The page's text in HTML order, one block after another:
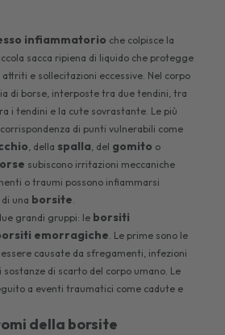
infiammatorio che colpisce la
sacca ripiena di liquido che protegge
e sollecitazioni eccessive. Nel corpo
di borse, interposte tra due tendini, tra
i tendini e la cute sovrastante. Le più
di punti vulnerabili come
, della spalla, del gomito o
subiscono irritazioni meccaniche
o traumi possono infiammarsi
una borsite.
grandi gruppi: le borsiti
emorragiche. Le prime sono le
causate da sfregamenti, infezioni
di scarto del corpo umano. Le
a eventi traumatici come cadute e
della borsite